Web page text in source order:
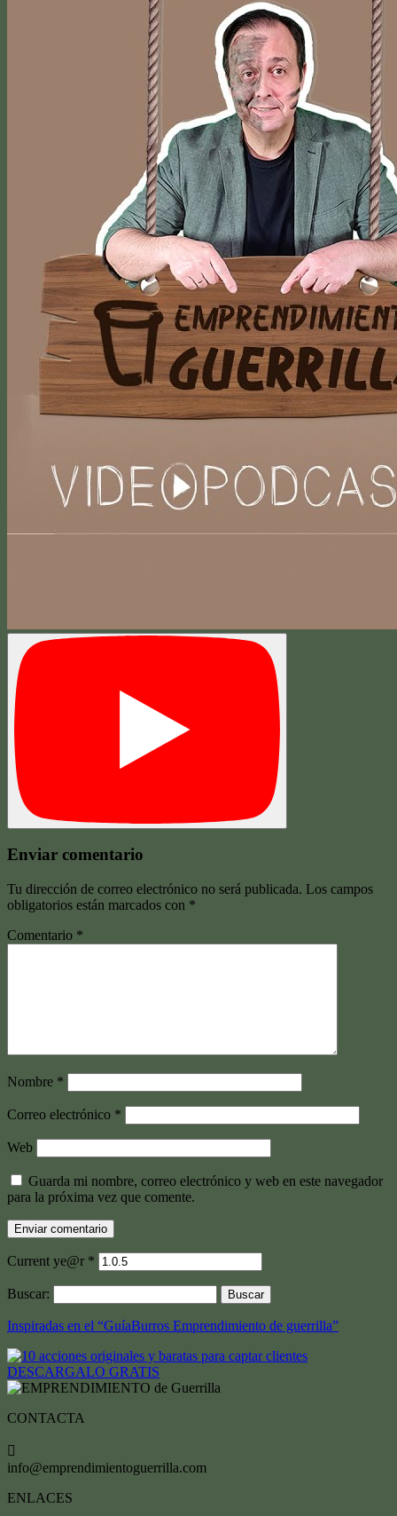
Enviar comentario
Tu dirección de correo electrónico no será publicada. Los campos
obligatorios están marcados con *
Comentario *
Nombre *
Correo electrónico *
Web
Guarda mi nombre, correo electrónico y web en este navegador
para la próxima vez que comente.
Current ye@r *
Buscar:
Inspiradas en el “GuíaBurros Emprendimiento de guerrilla”
DESCARGALO GRATIS
CONTACTA

info@emprendimientoguerrilla.com
ENLACES